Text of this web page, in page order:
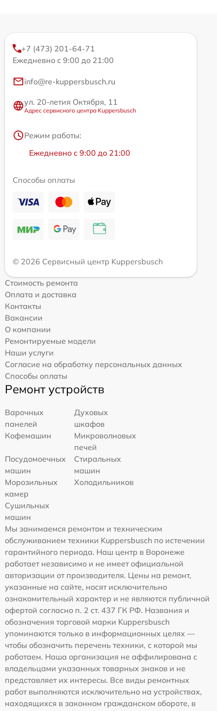
+7 (473) 201-64-71
Ежедневно с 9:00 до 21:00
info@re-kuppersbusch.ru
ул. 20-летия Октября, 11
Адрес сервисного центра Kuppersbusch
Режим работы:
Ежедневно с 9:00 до 21:00
Способы оплаты
© 2026 Сервисный центр Kuppersbusch
Стоимость ремонта
Оплата и доставка
Контакты
Вакансии
О компании
Ремонтируемые модели
Наши услуги
Согласие на обработку персональных данных
Способы оплаты
Ремонт устройств
Варочных
панелей
Духовых
шкафов
Кофемашин
Микроволновых
печей
Посудомоечных
машин
Стиральных
машин
Морозильных
камер
Холодильников
Сушильных
машин
Мы занимаемся ремонтом и техническим
обслуживанием техники Kuppersbusch по истечении
гарантийного периода. Наш центр в Воронеже
работает независимо и не имеет официальной
авторизации от производителя. Цены на ремонт,
указанные на сайте, носят исключительно
ознакомительный характер и не являются публичной
офертой согласно п. 2 ст. 437 ГК РФ. Названия и
обозначения торговой марки Kuppersbusch
упоминаются только в информационных целях —
чтобы обозначить перечень техники, с которой мы
работаем. Наша организация не аффилирована с
владельцами указанных товарных знаков и не
представляет их интересы. Все виды ремонтных
работ выполняются исключительно на устройствах,
находящихся в законном гражданском обороте, в